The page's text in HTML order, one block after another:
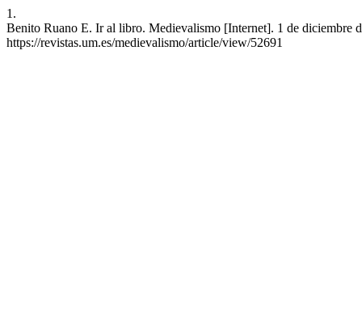
1.
Benito Ruano E. Ir al libro. Medievalismo [Internet]. 1 de diciembre
https://revistas.um.es/medievalismo/article/view/52691